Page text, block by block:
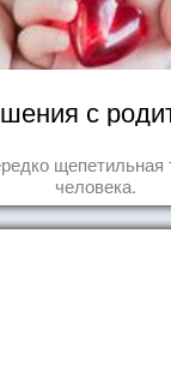
с
щепетильная
человека.